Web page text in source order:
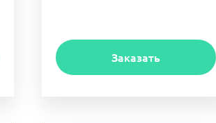
Заказать